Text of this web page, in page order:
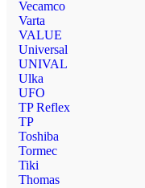
Vecamco
Varta
VALUE
Universal
UNIVAL
Ulka
UFO
TP Reflex
TP
Toshiba
Tormec
Tiki
Thomas